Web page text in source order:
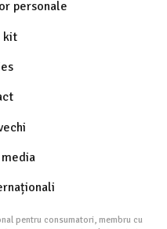
personale
kit
pentru consumatori, membru cu